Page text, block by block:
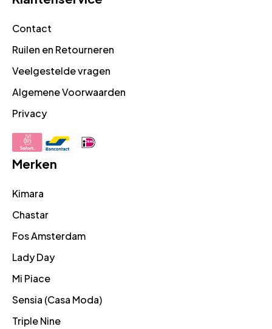
Contact
Ruilen en Retourneren
Veelgestelde vragen
Algemene Voorwaarden
Privacy
Merken
Kimara
Chastar
Fos Amsterdam
Lady Day
Mi Piace
Sensia (Casa Moda)
Triple Nine